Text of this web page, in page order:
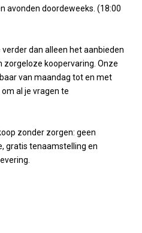
avonden doordeweeks. (18:00
dan alleen het aanbieden
zorgeloze koopervaring. Onze
van maandag tot en met
al je vragen te
zonder zorgen: geen
gratis tenaamstelling en